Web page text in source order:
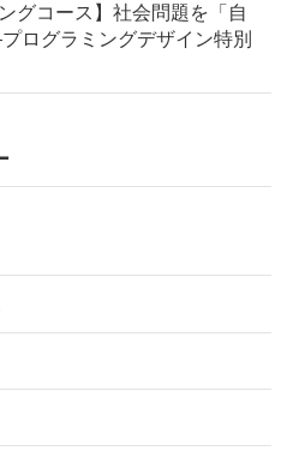
グコース】社会問題を「自
ログラミングデザイン特別